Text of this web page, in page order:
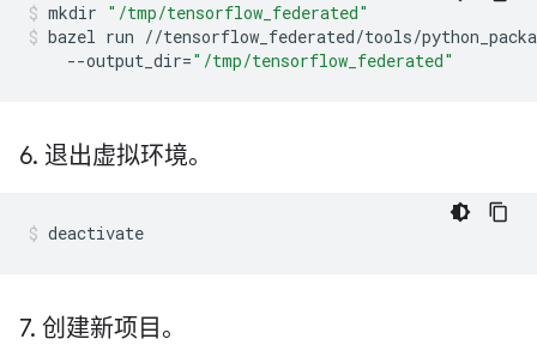
mkdir "/tmp/tensorflow_federated"
bazel run //tensorflow_federated/tools/
--output_dir="/tmp/tensorflow_federated"
6. 退出虚拟环境。
deactivate
7. 创建新项目。